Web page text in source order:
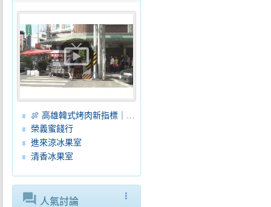
live_tv
🍖 高雄韓式烤肉新指標｜高麗園PLUS夢時代店正式開幕！韓式吃到飽、銅盤烤肉、
榮義蜜餞行
進來涼冰果室
清香冰果室
more_vert
forum 人氣討論